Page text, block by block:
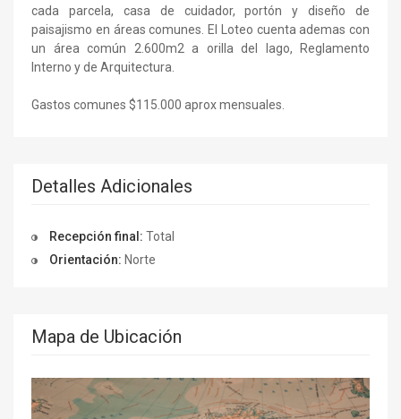
cada parcela, casa de cuidador, portón y diseño de
paisajismo en áreas comunes. El Loteo cuenta ademas con
un área común 2.600m2 a orilla del lago, Reglamento
Interno y de Arquitectura.
Gastos comunes $115.000 aprox mensuales.
Detalles Adicionales
Recepción final: Total
Orientación: Norte
Mapa de Ubicación